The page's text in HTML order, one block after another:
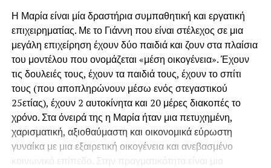
● οργανωμένες συνήθειες μελέτης
● κοινωνική υπευθυνότητα
Η σωστή εκπαιδευτική καθοδήγηση βοηθά τα παιδιά να
αναπτύξουν θετική σχέση με τη μάθηση και να ενισχύσουν
την αυτοπεποίθησή τους. Ένα σύγχρονο και ασφαλές
σχολικό περιβάλλον Η ασφάλεια και η ποιότητα του
σχολικού περιβάλλοντος αποτελούν βασικά κριτήρια
επιλογής για κάθε οικογένεια. Ένα οργανωμένο σχολικό
περιβάλλον μπορεί να προσφέρει:
Η Μαρία είναι μία δραστήρια συμπαθητική και εργατική
επιχειρηματίας. Με το Γιάννη που είναι στέλεχος σε μια
μεγάλη επιχείρηση έχουν δύο παιδιά και ζουν στα πλαίσια
του μοντέλου που ονομάζεται «μέση οικογένεια». Έχουν
τις δουλειές τους, έχουν τα παιδιά τους, έχουν το σπίτι
τους (που αποπληρώνουν μέσω ενός στεγαστικού
25ετίας), έχουν 2 αυτοκίνητα και 20 μέρες διακοπές το
χρόνο. Στα όνειρά της η Μαρία ήταν μια πετυχημένη,
χαρισματική, αξιοθαύμαστη και οικονομικά εύρωστη
γυναίκα με μια εξαιρετική οικογένεια και ανεβασμένο
κοινωνικό επίπεδο. Στην πραγματικότητα είναι μια